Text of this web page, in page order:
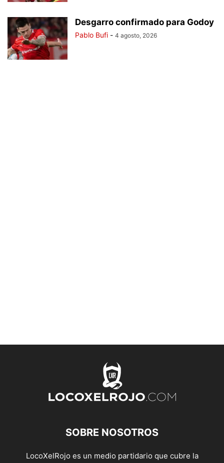
Desgarro confirmado para Godoy
Pablo Bufi - 4 agosto, 2026
SOBRE NOSOTROS
LocoXelRojo es un medio partidario que cubre la